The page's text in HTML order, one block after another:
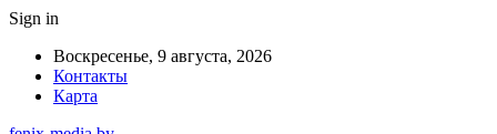
Sign in
Воскресенье, 9 августа, 2026
Контакты
Карта